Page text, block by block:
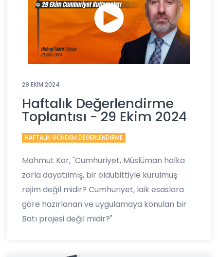
29 EKIM 2024
Haftalık Değerlendirme
Toplantısı - 29 Ekim 2024
HAFTALIK GÜNDEM DEĞERLENDİRME
Mahmut Kar, "Cumhuriyet, Müslüman halka
zorla dayatılmış, bir oldubittiyle kurulmuş
rejim değil midir? Cumhuriyet, laik esaslara
göre hazırlanan ve uygulamaya konulan bir
Batı projesi değil midir?"